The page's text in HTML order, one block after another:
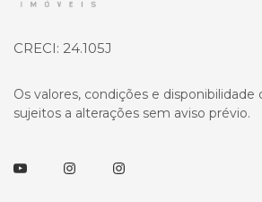
CRECI: 24.105J
Os valores, condições e disponibilidade
sujeitos a alterações sem aviso prévio.
YoutubeInstagramInstagram